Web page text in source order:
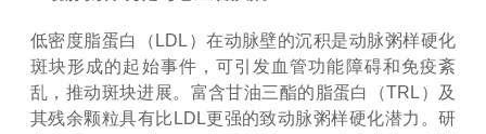
低密度脂蛋白（LDL）在动脉壁的沉积是动脉粥样硬化
斑块形成的起始事件，可引发血管功能障碍和免疫紊
乱，推动斑块进展。富含甘油三酯的脂蛋白（TRL）及
其残余颗粒具有比LDL更强的致动脉粥样硬化潜力。研